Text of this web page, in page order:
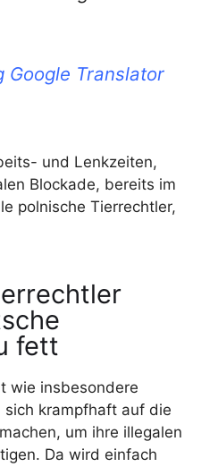
Google Translator
und Lenkzeiten,
Blockade, bereits im
polnische Tierrechtler,
fett
wie insbesondere
sich krampfhaft auf die
um ihre illegalen
Da wird einfach